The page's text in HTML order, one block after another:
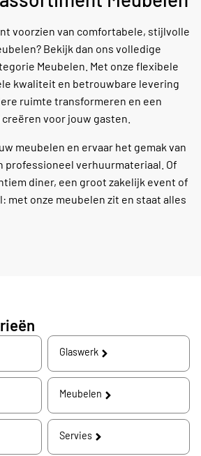
voorzien van comfortabele, stijlvolle
Bekijk dan ons volledige
Meubelen. Met onze flexibele
kwaliteit en betrouwbare levering
ruimte transformeren en een
voor jouw gasten.
meubelen en ervaar het gemak van
professioneel verhuurmateriaal. Of
diner, een groot zakelijk event of
met onze meubelen zit en staat alles
Glaswerk
Meubelen
Servies